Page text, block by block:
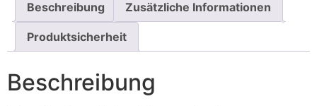
Beschreibung Zusätzliche Informationen
Produktsicherheit
Beschreibung